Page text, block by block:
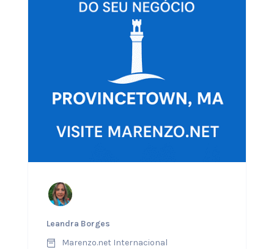
Leandra Borges
Marenzo.net Internacional